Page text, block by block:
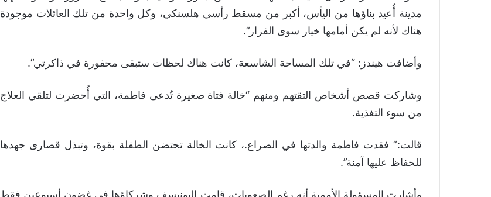
مدينة أُعيد بناؤها من اليأس، أكبر من مسقط رأسي هلسنكي، وكل واحدة من تلك العائلات موجودة
هناك لأنه لم يكن أمامها خيار سوى الفرار”.
وأضافت هيندز: “في تلك المساحة الشاسعة، كانت هناك لحظات ستبقى محفورة في ذاكرتي”.
وشاركت قصص أشخاص التقتهم ومنهم “خالة فتاة صغيرة تُدعى فاطمة، التي أُحضرت لتلقي العلاج
من سوء التغذية.
قالت:” فقدت فاطمة والدتها في الصراع.، كانت الخالة تحتضن الطفلة بقوة، وتبذل قصارى جهدها
للحفاظ عليها آمنة”.